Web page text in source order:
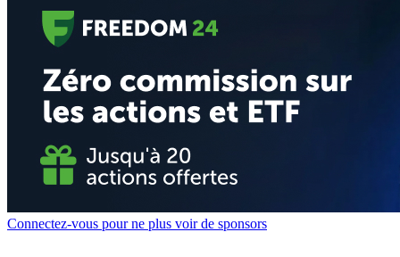
Connectez-vous pour ne plus voir de sponsors